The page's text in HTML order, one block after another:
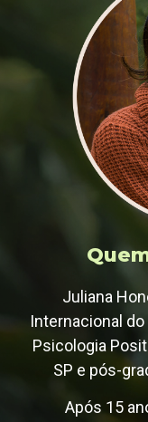
Juliana
Internacional
Psicologia
SP e pós-
Após 15